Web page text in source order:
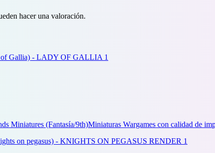
hacer una valoración.
Miniatures (Fantasía/9th)Miniaturas Wargames con calidad de